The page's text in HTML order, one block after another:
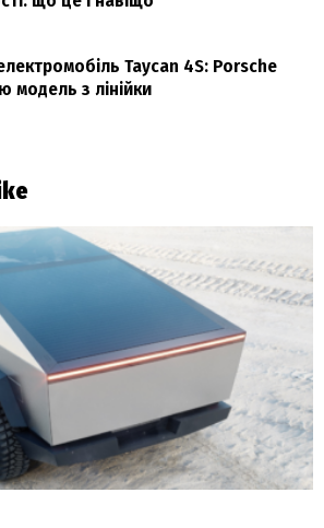
Taycan 4S: Porsche
модель з лінійки